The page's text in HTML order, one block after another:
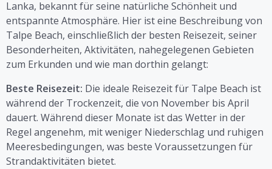
Lanka, bekannt für seine natürliche Schönheit und
entspannte Atmosphäre. Hier ist eine Beschreibung von
Talpe Beach, einschließlich der besten Reisezeit, seiner
Besonderheiten, Aktivitäten, nahegelegenen Gebieten
zum Erkunden und wie man dorthin gelangt:
Beste Reisezeit: Die ideale Reisezeit für Talpe Beach ist
während der Trockenzeit, die von November bis April
dauert. Während dieser Monate ist das Wetter in der
Regel angenehm, mit weniger Niederschlag und ruhigen
Meeresbedingungen, was beste Voraussetzungen für
Strandaktivitäten bietet.